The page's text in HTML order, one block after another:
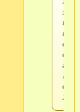
и
г.
в/ч